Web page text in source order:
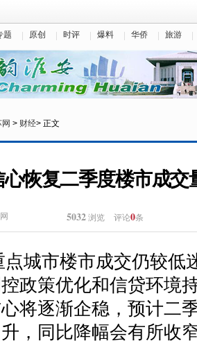
题 原创 时评 爆料 华侨 旅游
> 财经> 正文
恢复二季度楼市成交
5032 浏览 评论0条
点城市楼市成交仍较低
政策优化和信贷环境
将逐渐企稳，预计二
，同比降幅会有所收